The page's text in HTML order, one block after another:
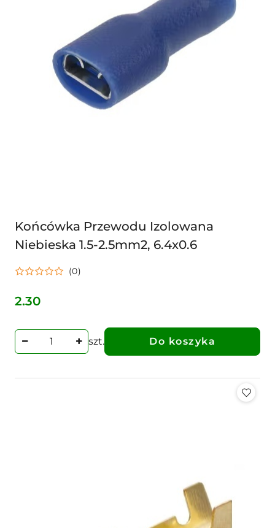
Końcówka Przewodu Izolowana
Niebieska 1.5-2.5mm2, 6.4x0.6
(0)
Cena:
2.30
szt. Do koszyka